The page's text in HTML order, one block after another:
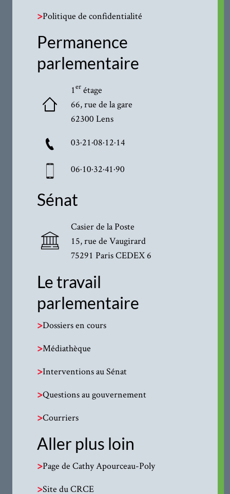
>Politique de confidentialité
Permanence
parlementaire
1erétage
66, rue de la gare
62300 Lens
03·21·08·12·14
06·10·32·41·90
Sénat
Casier de la Poste
15, rue de Vaugirard
75291 Paris CEDEX 6
Le travail
parlementaire
>Dossiers en cours
>Médiathèque
>Interventions au Sénat
>Questions au gouvernement
>Courriers
Aller plus loin
>Page de Cathy Apourceau-Poly
>Site du CRCE